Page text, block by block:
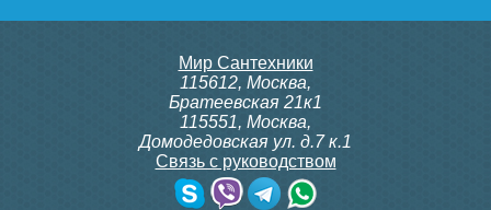
Мир Сантехники
115612, Москва,
Братеевская 21к1
115551, Москва,
Домодедовская ул. д.7 к.1
Связь с руководством